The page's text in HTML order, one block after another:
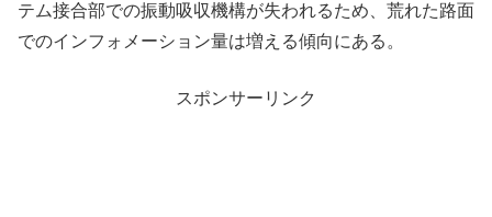
テム接合部での振動吸収機構が失われるため、荒れた路面
でのインフォメーション量は増える傾向にある。
スポンサーリンク